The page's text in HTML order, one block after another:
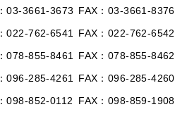
03-3661-3673 FAX 03-3661-8376
022-762-6541 FAX 022-762-6542
078-855-8461 FAX 078-855-8462
096-285-4261 FAX 096-285-4260
098-852-0112 FAX 098-859-1908